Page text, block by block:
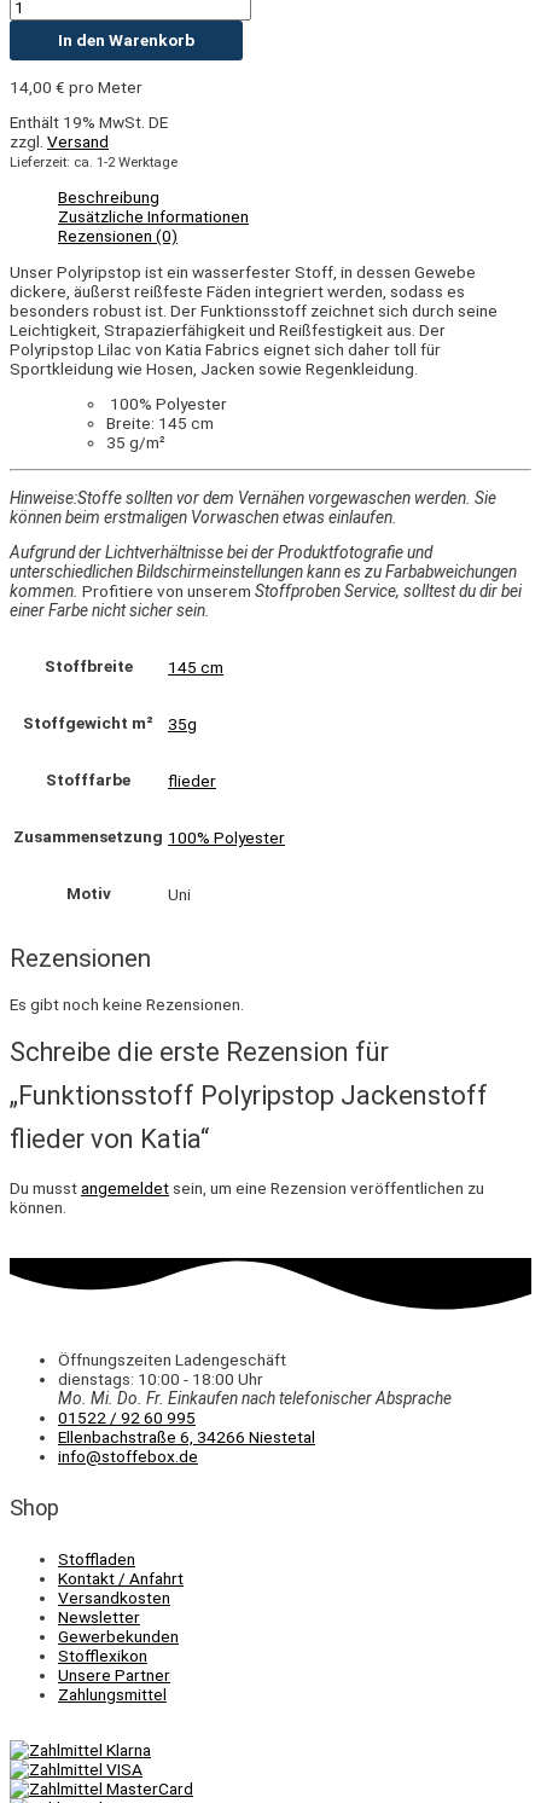
In den Warenkorb
14,00 € pro Meter
Enthält 19% MwSt. DE
zzgl. Versand
Lieferzeit: ca. 1-2 Werktage
Beschreibung
Zusätzliche Informationen
Rezensionen (0)
Unser Polyripstop ist ein wasserfester Stoff, in dessen Gewebe
dickere, äußerst reißfeste Fäden integriert werden, sodass es
besonders robust ist. Der Funktionsstoff zeichnet sich durch seine
Leichtigkeit, Strapazierfähigkeit und Reißfestigkeit aus. Der
Polyripstop Lilac von Katia Fabrics eignet sich daher toll für
Sportkleidung wie Hosen, Jacken sowie Regenkleidung.
100% Polyester
Breite: 145 cm
35 g/m²
Hinweise:Stoffe sollten vor dem Vernähen vorgewaschen werden. Sie
können beim erstmaligen Vorwaschen etwas einlaufen.
Aufgrund der Lichtverhältnisse bei der Produktfotografie und
unterschiedlichen Bildschirmeinstellungen kann es zu Farbabweichungen
kommen. Profitiere von unserem Stoffproben Service, solltest du dir bei
einer Farbe nicht sicher sein.
Stoffbreite 145 cm
Stoffgewicht m² 35g
Stofffarbe flieder
Zusammensetzung 100% Polyester
Motiv Uni
Rezensionen
Es gibt noch keine Rezensionen.
Schreibe die erste Rezension für
„Funktionsstoff Polyripstop Jackenstoff
flieder von Katia“
Du musstangemeldet sein, um eine Rezension veröffentlichen zu
können.
Öffnungszeiten Ladengeschäft
dienstags: 10:00 - 18:00 Uhr
Mo. Mi. Do. Fr. Einkaufennach telefonischer Absprache
01522 / 92 60 995
Ellenbachstraße 6, 34266 Niestetal
info@stoffebox.de
Shop
Stoffladen
Kontakt / Anfahrt
Versandkosten
Newsletter
Gewerbekunden
Stofflexikon
Unsere Partner
Zahlungsmittel